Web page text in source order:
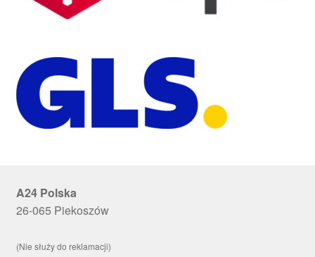
A24 Polska
26-065 Piekoszów
(Nie służy do reklamacji)